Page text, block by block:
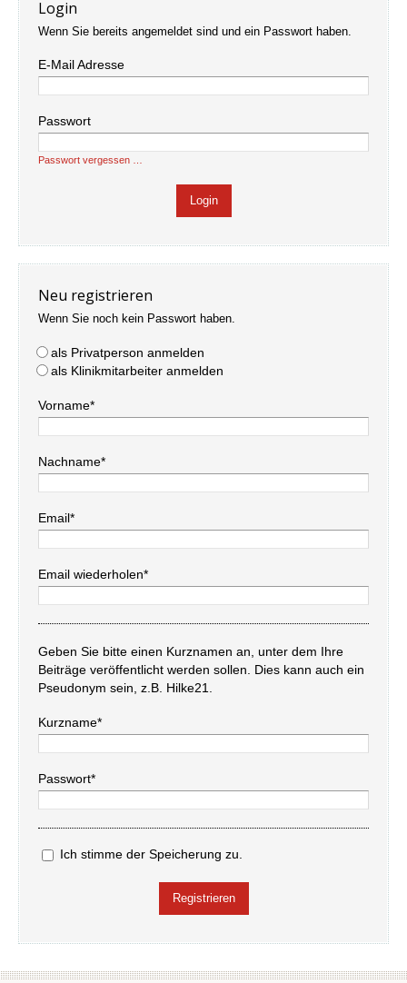
Login
Wenn Sie bereits angemeldet sind und ein Passwort haben.
E-Mail Adresse
Passwort
Passwort vergessen …
Neu registrieren
Wenn Sie noch kein Passwort haben.
als Privatperson anmelden
als Klinikmitarbeiter anmelden
Vorname*
Nachname*
Email*
Email wiederholen*
Geben Sie bitte einen Kurznamen an, unter dem Ihre
Beiträge veröffentlicht werden sollen. Dies kann auch ein
Pseudonym sein, z.B. Hilke21.
Kurzname*
Passwort*
Ich stimme der Speicherung zu.